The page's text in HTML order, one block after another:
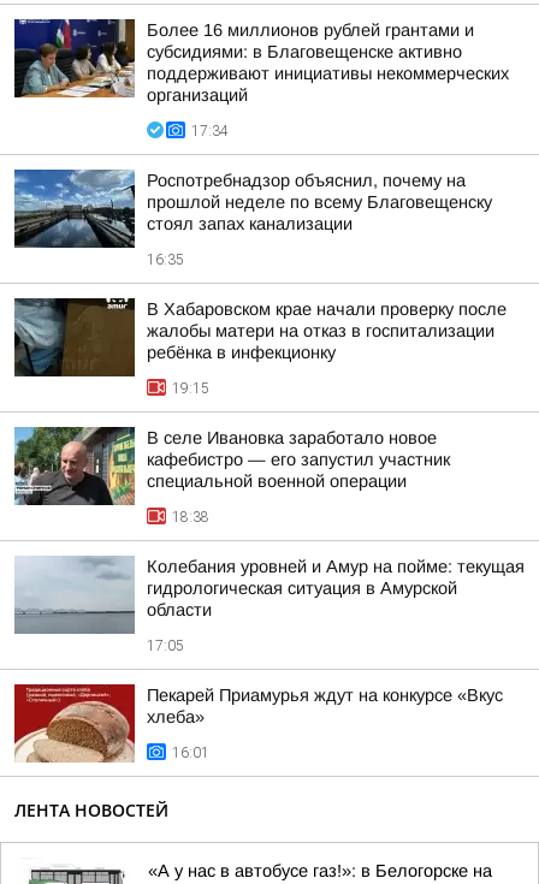
Более 16 миллионов рублей грантами и
субсидиями: в Благовещенске активно
поддерживают инициативы некоммерческих
организаций
17:34
Роспотребнадзор объяснил, почему на
прошлой неделе по всему Благовещенску
стоял запах канализации
16:35
В Хабаровском крае начали проверку после
жалобы матери на отказ в госпитализации
ребёнка в инфекционку
19:15
В селе Ивановка заработало новое
кафебистро — его запустил участник
специальной военной операции
18:38
Колебания уровней и Амур на пойме: текущая
гидрологическая ситуация в Амурской
области
17:05
Пекарей Приамурья ждут на конкурсе «Вкус
хлеба»
16:01
ЛЕНТА НОВОСТЕЙ
«А у нас в автобусе газ!»: в Белогорске на